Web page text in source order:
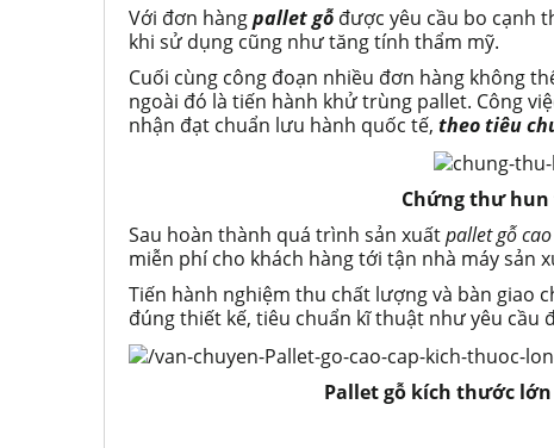
Với đơn hàngpallet gỗ được yêu cầu bo cạnh
khi sử dụng cũng như tăng tính thẩm mỹ.
Cuối cùng công đoạn nhiều đơn hàng không
ngoài đó là tiến hành khử trùng pallet. Công
nhận đạt chuẩn lưu hành quốc tế, theo tiêu
Chứng thư hun
Sau hoàn thành quá trình sản xuấtpallet gỗ
miễn phí cho khách hàng tới tận nhà máy sản
Tiến hành nghiệm thu chất lượng và bàn giao
đúng thiết kế, tiêu chuẩn kĩ thuật như yêu cầu
Pallet gỗ kích thước